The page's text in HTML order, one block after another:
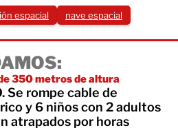
espacial nave espacial
350 metros de altura
Se rompe cable de
y 6 niños con 2 adultos
atrapados por horas